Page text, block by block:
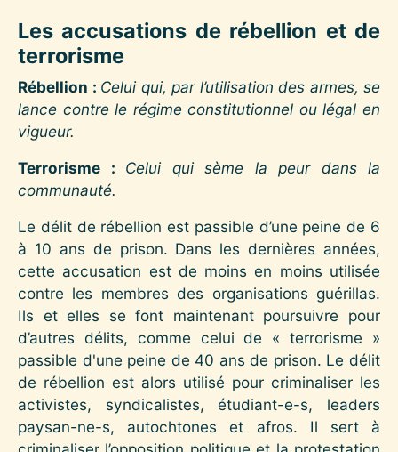
Les accusations de rébellion et de
terrorisme
Rébellion : Celui qui, par l’utilisation des armes, se
lance contre le régime constitutionnel ou légal en
vigueur.
Terrorisme : Celui qui sème la peur dans la
communauté.
Le délit de rébellion est passible d’une peine de 6
à 10 ans de prison. Dans les dernières années,
cette accusation est de moins en moins utilisée
contre les membres des organisations guérillas.
Ils et elles se font maintenant poursuivre pour
d’autres délits, comme celui de « terrorisme »
passible d'une peine de 40 ans de prison. Le délit
de rébellion est alors utilisé pour criminaliser les
activistes, syndicalistes, étudiant-e-s, leaders
paysan-ne-s, autochtones et afros. Il sert à